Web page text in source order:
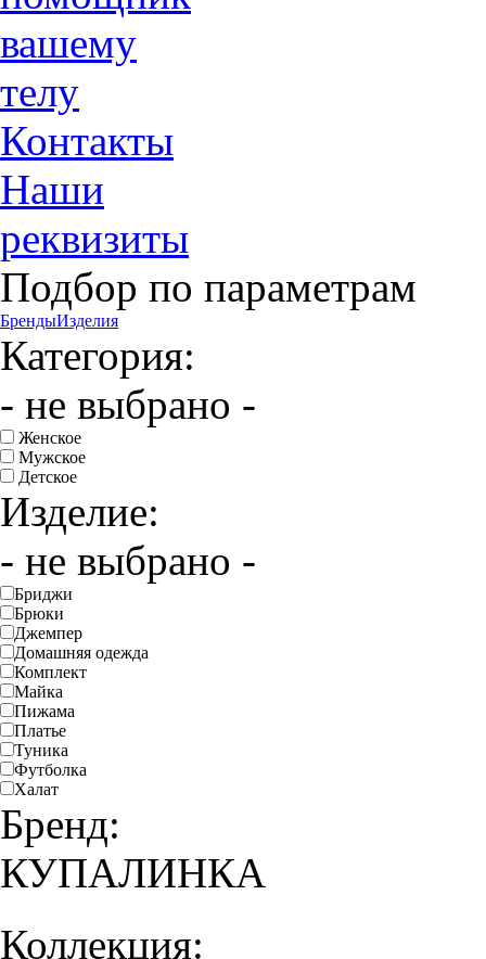
вашему
телу
Контакты
Наши
реквизиты
Подбор по параметрам
БрендыИзделия
Категория:
- не выбрано -
Женское
Мужское
Детское
Изделие:
- не выбрано -
Бриджи
Брюки
Джемпер
Домашняя одежда
Комплект
Майка
Пижама
Платье
Туника
Футболка
Халат
Бренд:
КУПАЛИНКА
Коллекция: